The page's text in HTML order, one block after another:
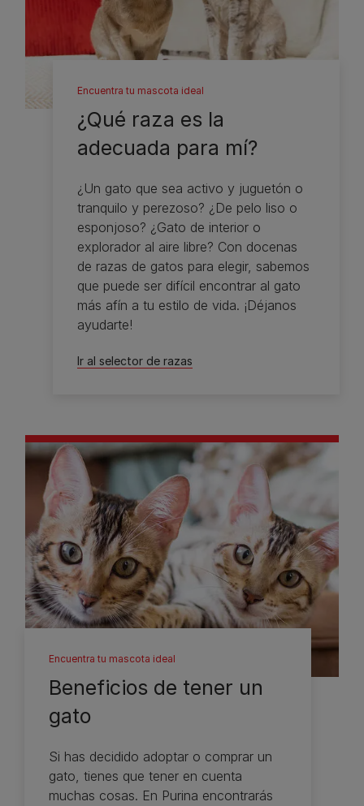
Encuentra tu mascota ideal
¿Qué raza es la
adecuada para mí?
¿Un gato que sea activo y juguetón o
tranquilo y perezoso? ¿De pelo liso o
esponjoso? ¿Gato de interior o
explorador al aire libre? Con docenas
de razas de gatos para elegir, sabemos
que puede ser difícil encontrar al gato
más afín a tu estilo de vida. ¡Déjanos
ayudarte!
Ir al selector de razas​
Encuentra tu mascota ideal
Beneficios de tener un
gato
Si has decidido adoptar o comprar un
gato, tienes que tener en cuenta
muchas cosas. En Purina encontrarás